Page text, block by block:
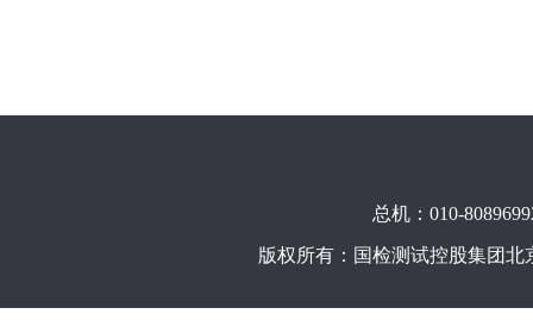
总机：010-
版权所有：国检测试控股集团